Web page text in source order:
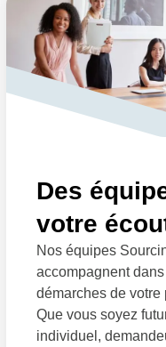
Demander un devis
Demander un devis
Des
votre
Nos équipes
accompagnent
démarches de votre
Que vous soyez
individuel,